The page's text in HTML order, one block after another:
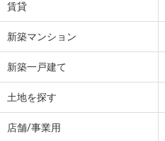
賃貸
新築マンション
新築一戸建て
土地を探す
店舗/事業用